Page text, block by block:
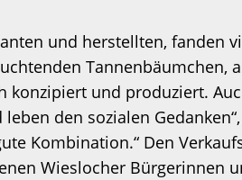
und herstellten, fanden
Tannenbäumchen,
und produziert.
den sozialen
Kombination.“ Den
Wieslocher Bürgerinnen